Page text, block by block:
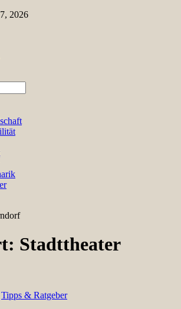
2026
Kultur & Wissenschaft
Stadttheater
Tipps & Ratgeber